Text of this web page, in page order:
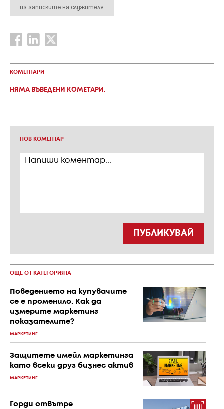
из записките на служителя
КОМЕНТАРИ
НЯМА ВЪВЕДЕНИ КОМЕТАРИ.
НОВ КОМЕНТАР
ПУБЛИКУВАЙ
ОЩЕ ОТ КАТЕГОРИЯТА
Поведението на купувачите
се е променило. Как да
измерите маркетинг
показателите?
МАРКЕТИНГ
Защитете имейл маркетинга
като всеки друг бизнес актив
МАРКЕТИНГ
Горди отвътре